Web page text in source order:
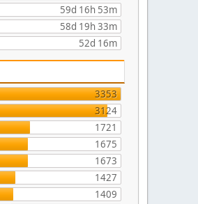
59d 16h 53m
58d 19h 33m
52d 16m
3353
3124
1721
1675
1673
1427
1409